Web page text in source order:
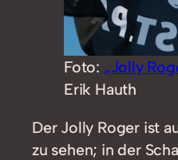
Foto: „Jolly
Erik Hauth
Der Jolly Roger ist
zu sehen; in der